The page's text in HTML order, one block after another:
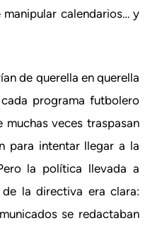
calendarios… y
de querella en querella
programa futbolero
muchas veces traspasan
para intentar llegar a la
la política llevada a
la directiva era clara:
se redactaban